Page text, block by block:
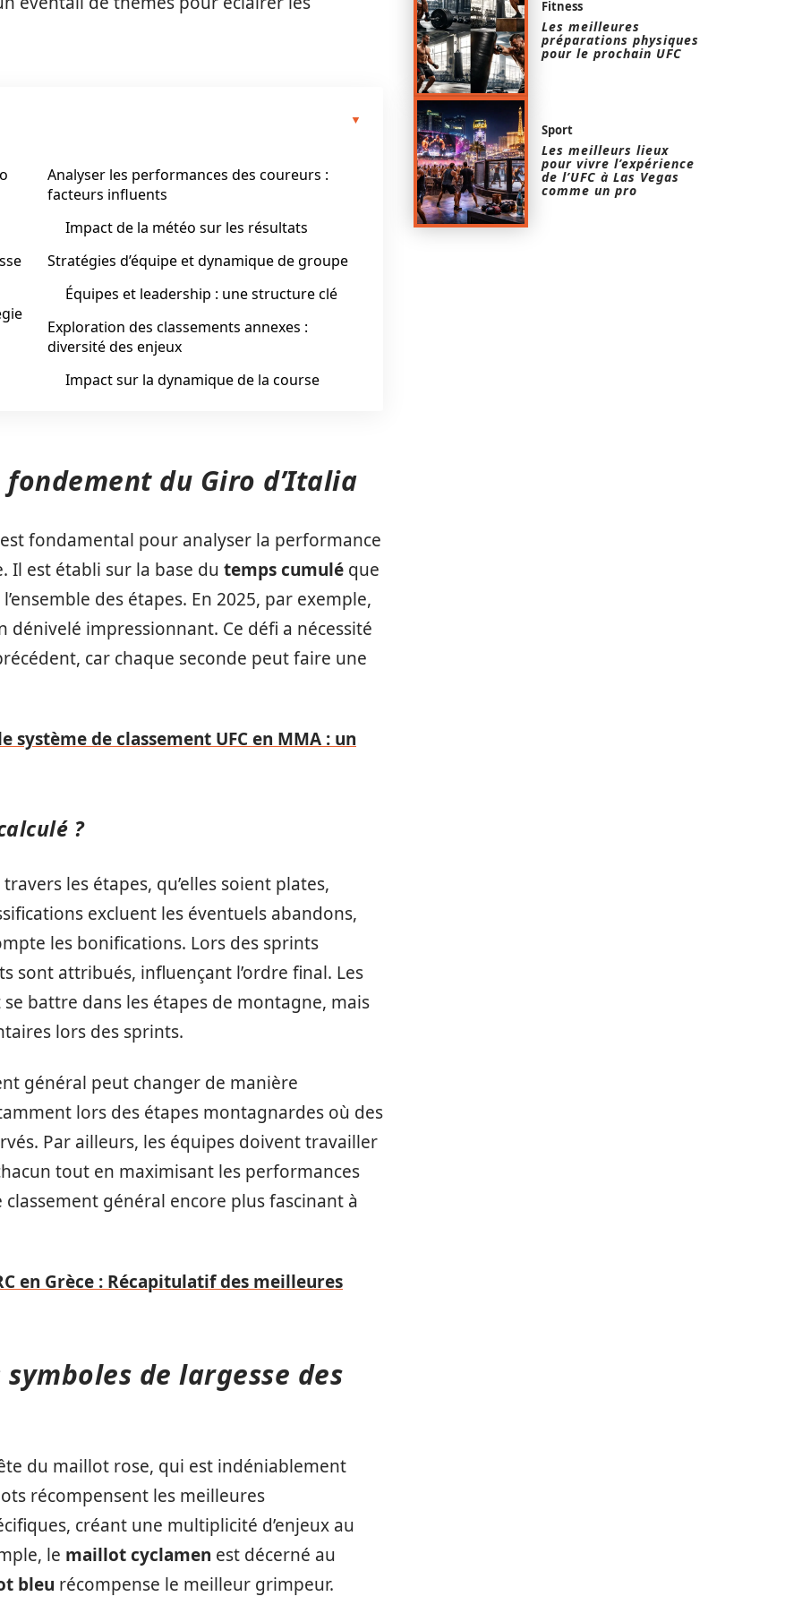
Analyser les performances des coureurs :
facteurs influents
Impact de la météo sur les résultats
Stratégies d’équipe et dynamique de groupe
Équipes et leadership : une structure clé
Exploration des classements annexes :
diversité des enjeux
Impact sur la dynamique de la course
du Giro d’Italia
fondamental pour analyser la performance
Il est établi sur la base du temps cumulé que
des étapes. En 2025, par exemple,
dénivelé impressionnant. Ce défi a nécessité
car chaque seconde peut faire une
système de classement UFC en MMA : un
?
les étapes, qu’elles soient plates,
excluent les éventuels abandons,
les bonifications. Lors des sprints
sont attribués, influençant l’ordre final. Les
battre dans les étapes de montagne, mais
lors des sprints.
général peut changer de manière
lors des étapes montagnardes où des
Par ailleurs, les équipes doivent travailler
tout en maximisant les performances
général encore plus fascinant à
en Grèce : Récapitulatif des meilleures
de largesse des
du maillot rose, qui est indéniablement
récompensent les meilleures
créant une multiplicité d’enjeux au
le maillot cyclamen est décerné au
bleu récompense le meilleur grimpeur.
Fitness
Les meilleures
préparations physiques
pour le prochain UFC
Sport
Les meilleurs lieux
pour vivre l’expérience
de l’UFC à Las Vegas
comme un pro